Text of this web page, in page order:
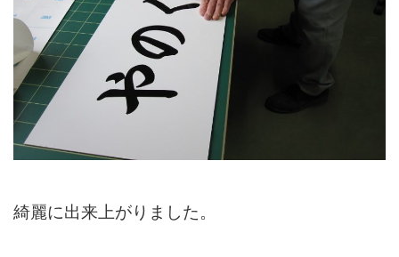
綺麗に出来上がりました。